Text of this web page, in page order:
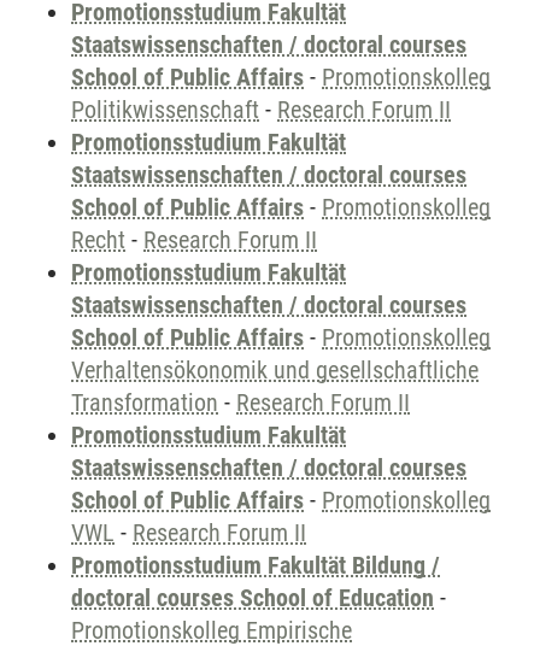
Promotionsstudium Fakultät
Staatswissenschaften / doctoral courses
School of Public Affairs - Promotionskolleg
Politikwissenschaft - Research Forum II
Promotionsstudium Fakultät
Staatswissenschaften / doctoral courses
School of Public Affairs - Promotionskolleg
Recht - Research Forum II
Promotionsstudium Fakultät
Staatswissenschaften / doctoral courses
School of Public Affairs - Promotionskolleg
Verhaltensökonomik und gesellschaftliche
Transformation - Research Forum II
Promotionsstudium Fakultät
Staatswissenschaften / doctoral courses
School of Public Affairs - Promotionskolleg
VWL - Research Forum II
Promotionsstudium Fakultät Bildung /
doctoral courses School of Education -
Promotionskolleg Empirische